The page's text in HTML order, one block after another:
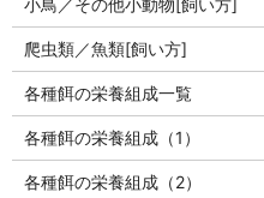
爬虫類／魚類[飼い方]
各種餌の栄養組成一覧
各種餌の栄養組成（1）
各種餌の栄養組成（2）